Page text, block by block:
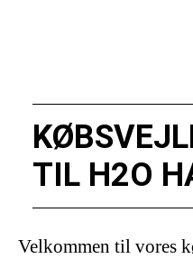
TIL H2O
Velkommen til vores